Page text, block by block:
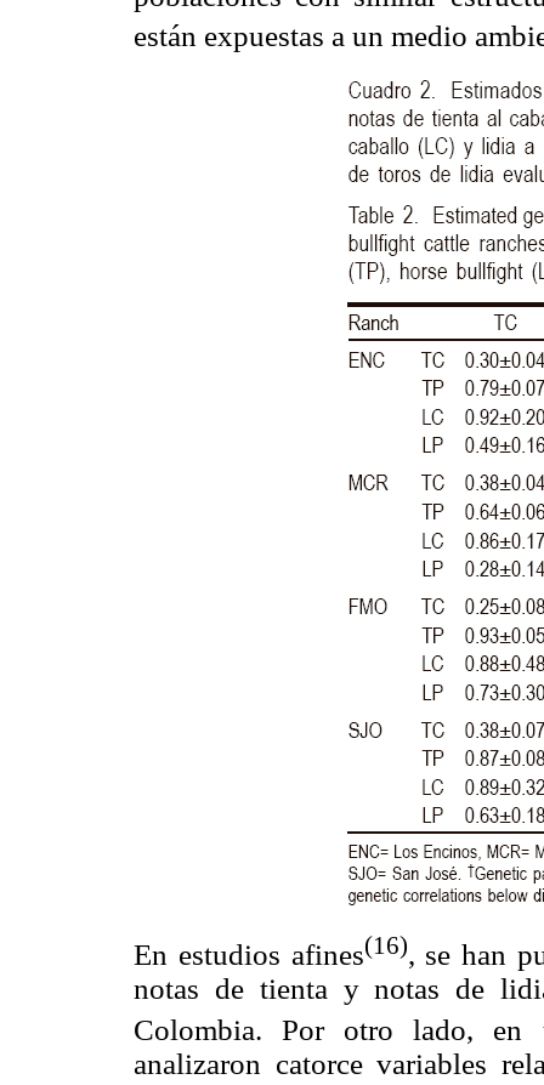
están expuestas a un medio
En estudios afines(16), se han
notas de tienta y notas de
Colombia. Por otro lado, en
analizaron catorce variables